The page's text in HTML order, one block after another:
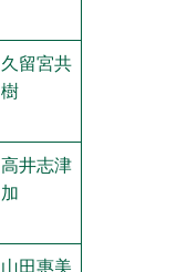
久留宮共
樹
高井志津
加
山田惠美